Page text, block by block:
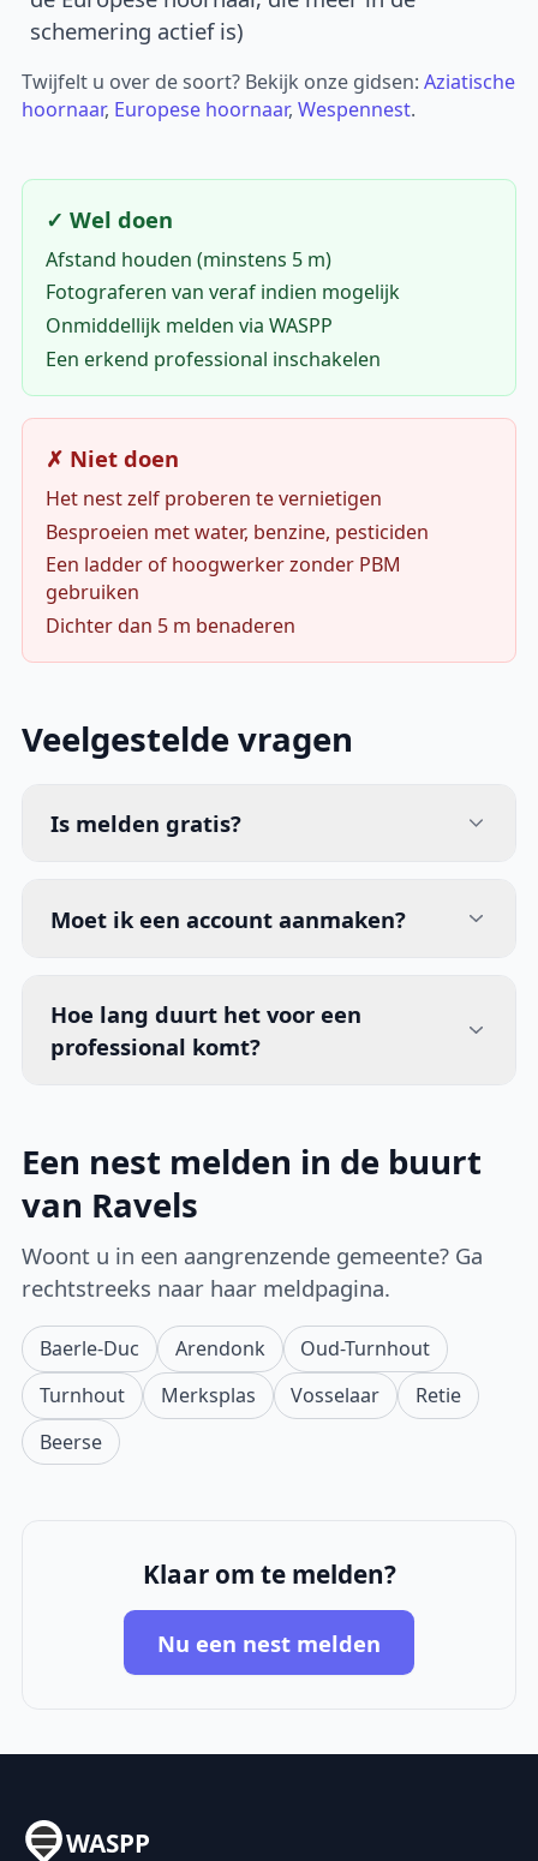
schemering actief is)
Twijfelt u over de soort? Bekijk onze gidsen:Aziatische
hoornaar, Europese hoornaar,Wespennest.
✓ Wel doen
Afstand houden (minstens 5 m)
Fotograferen van veraf indien mogelijk
Onmiddellijk melden via WASPP
Een erkend professional inschakelen
✗ Niet doen
Het nest zelf proberen te vernietigen
Besproeien met water, benzine, pesticiden
Een ladder of hoogwerker zonder PBM
gebruiken
Dichter dan 5 m benaderen
Veelgestelde vragen
Is melden gratis?
Moet ik een account aanmaken?
Hoe lang duurt het voor een
professional komt?
Een nest melden in de buurt
van Ravels
Woont u in een aangrenzende gemeente? Ga
rechtstreeks naar haar meldpagina.
Baerle-Duc Arendonk
Oud-Turnhout
Turnhout
Merksplas Vosselaar
Retie
Beerse
Klaar om te melden?
Nu een nest melden
WASPP